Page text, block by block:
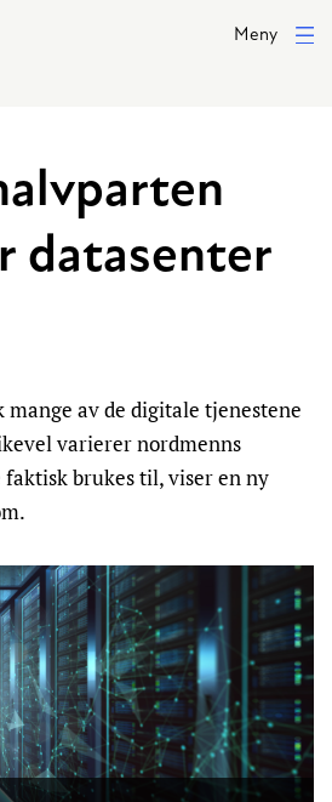
Meny
datasenter
av de digitale tjenestene
varierer nordmenns
brukes til, viser en ny